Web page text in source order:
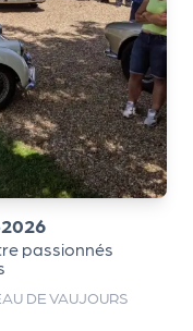
passionnés
DE VAUJOURS